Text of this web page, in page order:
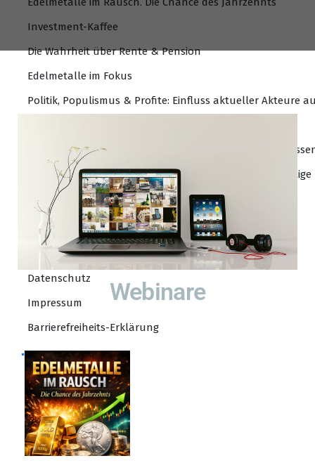
Investment-Kaffee
Die Wahrheit über Rente & Pension
Edelmetalle im Fokus
Politik, Populismus & Profite: Einfluss aktueller Akteure
Massive Beitragserhöhung der gesetzlichen
Weltweite Verwerfungen an den Aktienmärkten – wichtige
Über uns
Kontakt
Die EFC AG
Datenschutz
Impressum
Barrierefreiheits-Erklärung
Roadshow
Webinare